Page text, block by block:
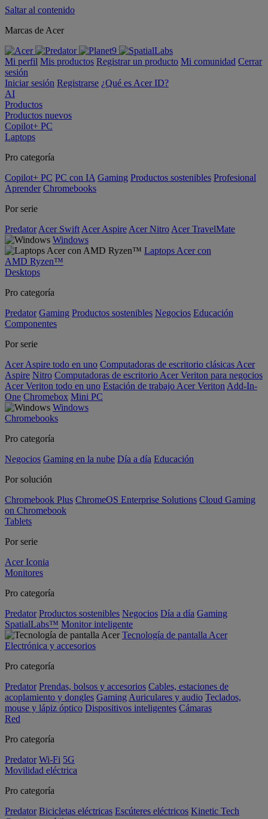
Saltar al contenido
Marcas de Acer
Mi perfil Mis productos Registrar un producto Mi comunidad Cerrar
sesión
Iniciar sesión Registrarse ¿Qué es Acer ID?
AI
Productos
Productos nuevos
Copilot+ PC
Laptops
Pro categoría
Copilot+ PC PC con IA Gaming Productos sostenibles Profesional
Aprender Chromebooks
Por serie
Predator Acer Swift Acer Aspire Acer Nitro Acer TravelMate
Windows
Laptops Acer con
AMD Ryzen™
Desktops
Pro categoría
Predator Gaming Productos sostenibles Negocios Educación
Componentes
Por serie
Acer Aspire todo en uno Computadoras de escritorio clásicas Acer
Aspire Nitro Computadoras de escritorio Acer Veriton para negocios
Acer Veriton todo en uno Estación de trabajo Acer Veriton Add-In-
One Chromebox Mini PC
Windows
Chromebooks
Pro categoría
Negocios Gaming en la nube Día a día Educación
Por solución
Chromebook Plus ChromeOS Enterprise Solutions Cloud Gaming
on Chromebook
Tablets
Por serie
Acer Iconia
Monitores
Pro categoría
Predator Productos sostenibles Negocios Día a día Gaming
SpatialLabs™ Monitor inteligente
Tecnología de pantalla Acer
Electrónica y accesorios
Pro categoría
Predator Prendas, bolsos y accesorios Cables, estaciones de
acoplamiento y dongles Gaming Auriculares y audio Teclados,
mouse y lápiz óptico Dispositivos inteligentes Cámaras
Red
Pro categoría
Predator Wi-Fi 5G
Movilidad eléctrica
Pro categoría
Predator Bicicletas eléctricas Escúteres eléctricos Kinetic Tech